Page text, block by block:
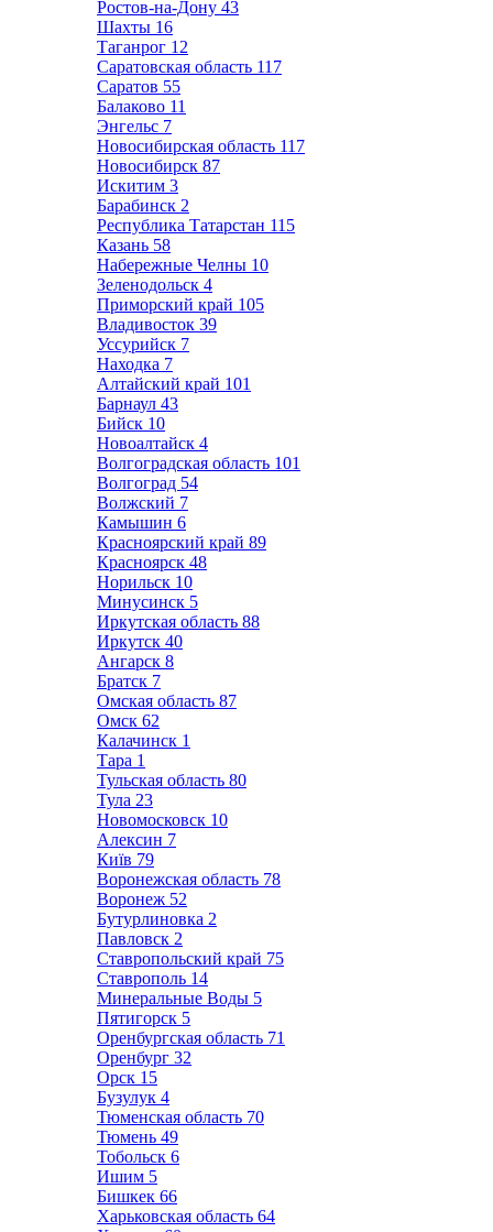
Ростов-на-Дону 43
Шахты 16
Таганрог 12
Саратовская область 117
Саратов 55
Балаково 11
Энгельс 7
Новосибирская область 117
Новосибирск 87
Искитим 3
Барабинск 2
Республика Татарстан 115
Казань 58
Набережные Челны 10
Зеленодольск 4
Приморский край 105
Владивосток 39
Уссурийск 7
Находка 7
Алтайский край 101
Барнаул 43
Бийск 10
Новоалтайск 4
Волгоградская область 101
Волгоград 54
Волжский 7
Камышин 6
Красноярский край 89
Красноярск 48
Норильск 10
Минусинск 5
Иркутская область 88
Иркутск 40
Ангарск 8
Братск 7
Омская область 87
Омск 62
Калачинск 1
Тара 1
Тульская область 80
Тула 23
Новомосковск 10
Алексин 7
Київ 79
Воронежская область 78
Воронеж 52
Бутурлиновка 2
Павловск 2
Ставропольский край 75
Ставрополь 14
Минеральные Воды 5
Пятигорск 5
Оренбургская область 71
Оренбург 32
Орск 15
Бузулук 4
Тюменская область 70
Тюмень 49
Тобольск 6
Ишим 5
Бишкек 66
Харьковская область 64